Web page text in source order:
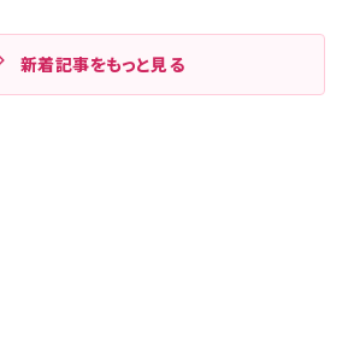
新着記事をもっと見る